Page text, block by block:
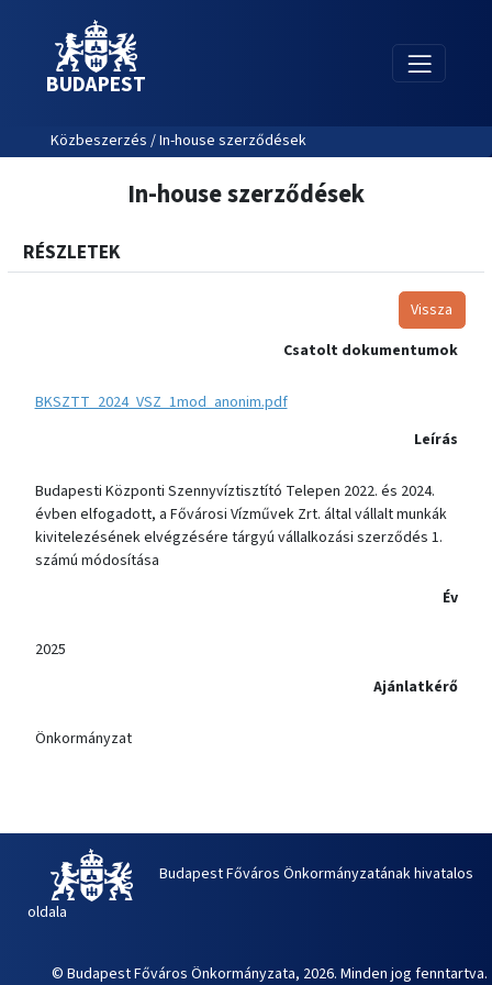
BUDAPEST
Közbeszerzés / In-house szerződések
In-house szerződések
RÉSZLETEK
Vissza
Csatolt dokumentumok
BKSZTT_2024_VSZ_1mod_anonim.pdf
Leírás
Budapesti Központi Szennyvíztisztító Telepen 2022. és 2024.
évben elfogadott, a Fővárosi Vízművek Zrt. által vállalt munkák
kivitelezésének elvégzésére tárgyú vállalkozási szerződés 1.
számú módosítása
Év
2025
Ajánlatkérő
Önkormányzat
Budapest Főváros Önkormányzatának hivatalos
oldala
© Budapest Főváros Önkormányzata, 2026. Minden jog fenntartva.